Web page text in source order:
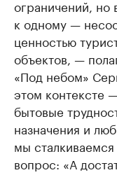
ограничений, но
к одному —
ценностью
объектов, —
«Под небом»
этом контексте
бытовые
назначения и
мы
вопрос: «А